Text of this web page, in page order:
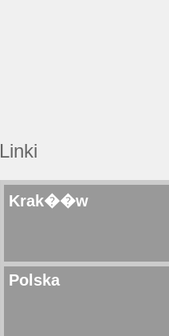
Linki
Krak��w
Polska